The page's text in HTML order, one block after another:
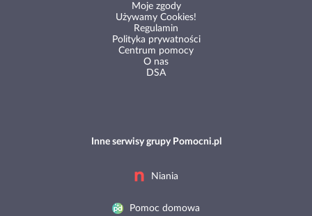
Moje zgody
Używamy Cookies!
Regulamin
Polityka prywatności
Centrum pomocy
O nas
DSA
Inne serwisy grupy Pomocni.pl
Niania
Pomoc domowa